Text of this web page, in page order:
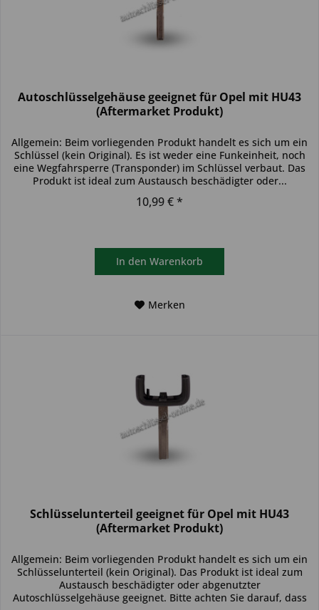
Autoschlüsselgehäuse geeignet für Opel mit HU43
(Aftermarket Produkt)
Allgemein: Beim vorliegenden Produkt handelt es sich um ein
Schlüssel (kein Original). Es ist weder eine Funkeinheit, noch
eine Wegfahrsperre (Transponder) im Schlüssel verbaut. Das
Produkt ist ideal zum Austausch beschädigter oder...
10,99 € *
In den Warenkorb
Merken
Schlüsselunterteil geeignet für Opel mit HU43
(Aftermarket Produkt)
Allgemein: Beim vorliegenden Produkt handelt es sich um ein
Schlüsselunterteil (kein Original). Das Produkt ist ideal zum
Austausch beschädigter oder abgenutzter
Autoschlüsselgehäuse geeignet. Bitte achten Sie darauf, dass